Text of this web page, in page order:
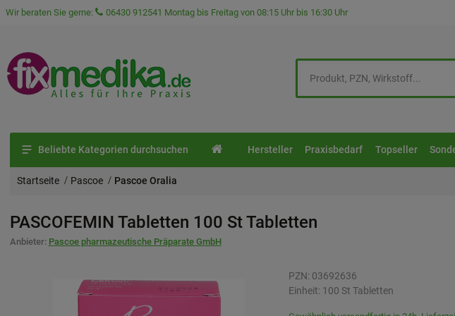
Wir beraten Sie gerne: 06430 912541 Montag bis Freitag von 08:15 Uhr bis 16:30 Uhr
Beliebte Kategorien durchsuchen Hersteller Praxisbedarf Topseller
Startseite Pascoe Pascoe Oralia
PASCOFEMIN Tabletten 100 StTabletten
Anbieter: Pascoe pharmazeutische Präparate GmbH
PZN: 03692636
Einheit: 100 St Tabletten